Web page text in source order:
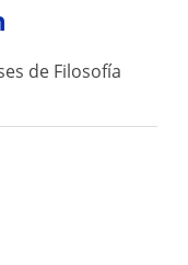
de Filosofía